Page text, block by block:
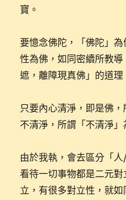
寶。
要憶念佛陀，「佛陀」
性為佛，如同密續所教
遮，離障現真佛」的道
只要內心清淨，即是佛
不清淨，所謂「不清淨」
由於我執，會去區分「
看待一切事物都是二元
立，有很多對立性，就